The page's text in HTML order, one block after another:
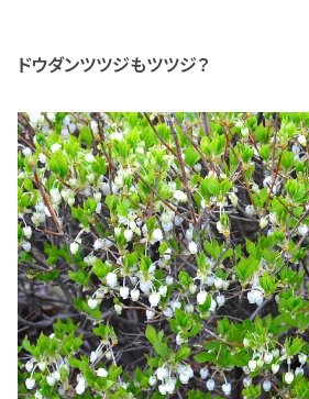
ドウダンツツジもツツジ？